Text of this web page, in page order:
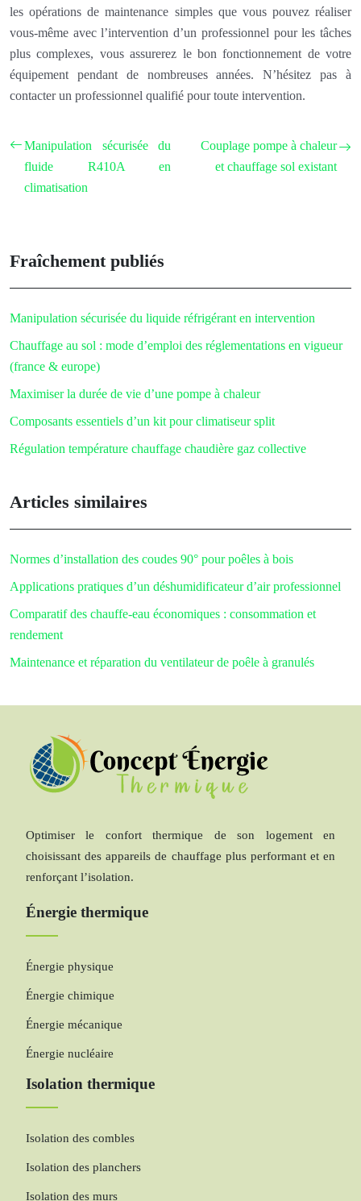
les opérations de maintenance simples que vous pouvez réaliser
vous-même avec l’intervention d’un professionnel pour les tâches
plus complexes, vous assurerez le bon fonctionnement de votre
équipement pendant de nombreuses années. N’hésitez pas à
contacter un professionnel qualifié pour toute intervention.
Manipulation sécurisée du
fluide R410A en
climatisation
Couplage pompe à chaleur
et chauffage sol existant
Fraîchement publiés
Manipulation sécurisée du liquide réfrigérant en intervention
Chauffage au sol : mode d’emploi des réglementations en vigueur
(france & europe)
Maximiser la durée de vie d’une pompe à chaleur
Composants essentiels d’un kit pour climatiseur split
Régulation température chauffage chaudière gaz collective
Articles similaires
Normes d’installation des coudes 90° pour poêles à bois
Applications pratiques d’un déshumidificateur d’air professionnel
Comparatif des chauffe-eau économiques : consommation et
rendement
Maintenance et réparation du ventilateur de poêle à granulés
Optimiser le confort thermique de son logement en
choisissant des appareils de chauffage plus performant et en
renforçant l’isolation.
Énergie thermique
Énergie physique
Énergie chimique
Énergie mécanique
Énergie nucléaire
Isolation thermique
Isolation des combles
Isolation des planchers
Isolation des murs